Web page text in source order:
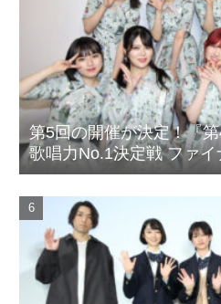
第5回の開催が決定！『
歌唱力No.1決定戦 ファイ